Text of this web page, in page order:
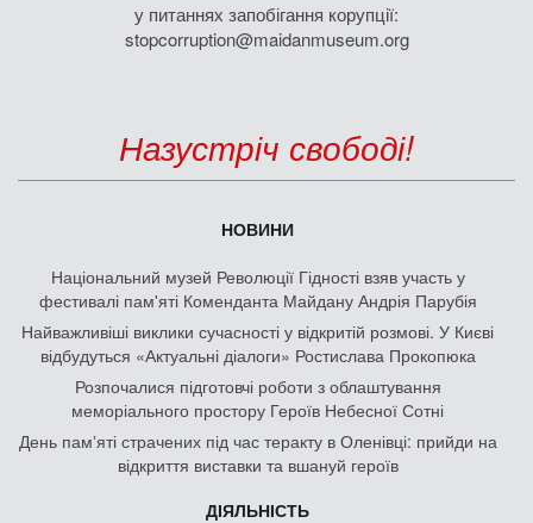
у питаннях запобігання корупції:
stopcorruption@maidanmuseum.org
Назустріч свободі!
НОВИНИ
Національний музей Революції Гідності взяв участь у
фестивалі пам'яті Коменданта Майдану Андрія Парубія
Найважливіші виклики сучасності у відкритій розмові. У Києві
відбудуться «Актуальні діалоги» Ростислава Прокопюка
Розпочалися підготовчі роботи з облаштування
меморіального простору Героїв Небесної Сотні
День памʼяті страчених під час теракту в Оленівці: прийди на
відкриття виставки та вшануй героїв
ДІЯЛЬНІСТЬ